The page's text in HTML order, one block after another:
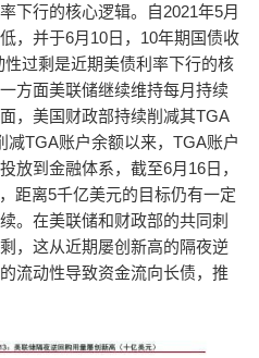
下行的核心逻辑。自2021年5月
，并于6月10日，10年期国债收
过剩是近期美债利率下行的核
方面美联储继续维持每月持续
，美国财政部持续削减其TGA
减TGA账户余额以来，TGA账户
放到金融体系，截至6月16日，
距离5千亿美元的目标仍有一定
。在美联储和财政部的共同刺
，这从近期屡创新高的隔夜逆
流动性导致资金流向长债，推